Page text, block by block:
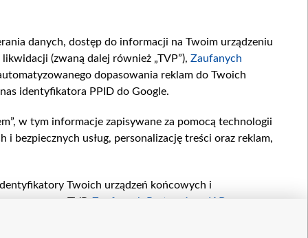
danych, dostęp do informacji na Twoim urządzeniu
(zwaną dalej również „TVP”), Zaufanych
dopasowania reklam do Twoich
identyfikatora PPID do Google.
w tym informacje zapisywane za pomocą technologii
usług, personalizację treści oraz reklam,
Twoich urządzeń końcowych i
przez TVP, Zaufanych Partnerów z IAB